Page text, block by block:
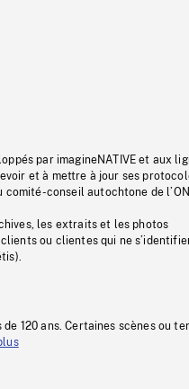
par imagineNATIVE et aux
et à mettre à jour ses
comité-conseil autochtone de
les extraits et les photos
ou clientes qui ne
120 ans. Certaines scènes ou